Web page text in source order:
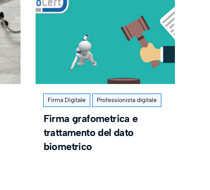
Firma Digitale Professionista digitale
Firma grafometrica e
trattamento del dato
biometrico